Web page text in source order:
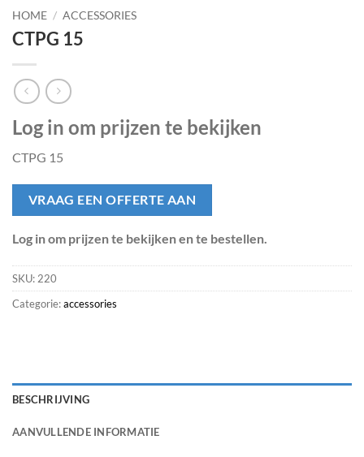
HOME / ACCESSORIES
CTPG 15
Log in om prijzen te bekijken
CTPG 15
VRAAG EEN OFFERTE AAN
Log in om prijzen te bekijken en te bestellen.
SKU:220
Categorie:accessories
BESCHRIJVING
AANVULLENDE INFORMATIE